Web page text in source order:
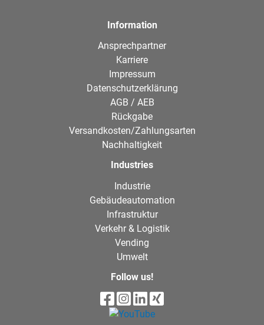
Information
Ansprechpartner
Karriere
Impressum
Datenschutzerklärung
AGB / AEB
Rückgabe
Versandkosten/Zahlungsarten
Nachhaltigkeit
Industries
Industrie
Gebäudeautomation
Infrastruktur
Verkehr & Logistik
Vending
Umwelt
Follow us!